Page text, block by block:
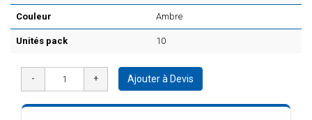
Couleur Ambre
Unités pack 10
Ajouter à Devis